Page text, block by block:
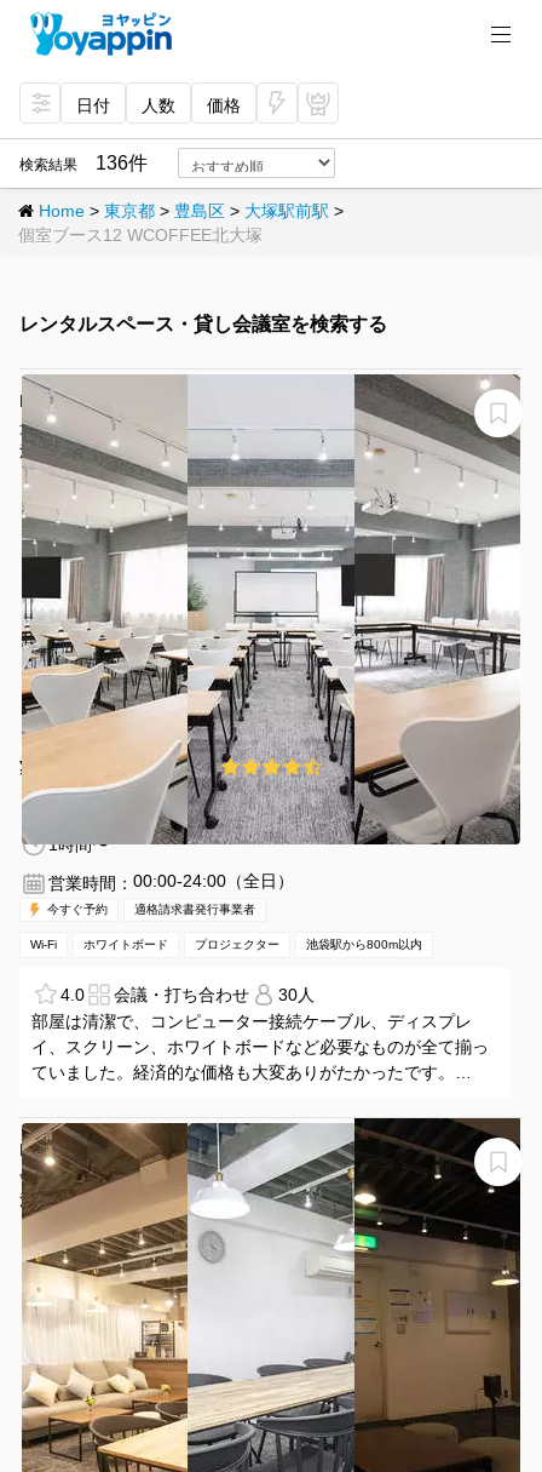
日付 人数 価格
今
すぐ
予約
レミ
アム
検索結果 136件
Home > 東京都 > 豊島区 > 大塚駅前駅 >
個室ブース12 WCOFFEE北大塚
レンタルスペース・貸し会議室を検索する
NEW OPEN！池袋東口から４分！40名収容、毎日清掃、
光回線10GB、会議、セミナー、研修、イベント、懇親
会、交流会、ボードゲーム、面接、撮影、整体等
池袋FRIENDS会議室サンライズ
¥100 〜 ¥4378 /時間 4.6 (223件)
池袋駅 徒歩6分 東京都豊島区東池袋1-27-7
1〜40名
1時間〜
営業時間： 00:00-24:00（全日）
今すぐ予約 適格請求書発行事業者
Wi-Fi ホワイトボード プロジェクター 池袋駅から800m以内
4.0 会議・打ち合わせ
30人
部屋は清潔で、コンピューター接続ケーブル、ディスプレ
イ、スクリーン、ホワイトボードなど必要なものが全て揃っ
ていました。経済的な価格も大変ありがたかったです。
です。全国から高齢の参加者が集まり、多くの人がスーツケ
ースを携えていたため、狭い階段を三階分運ぶ必要がありま
した。二つ目はトイレが一つしか利用できなかったことで
す。休憩時間には混雑が激しく、全員が利用できるよう休憩
時間を延長せざるを得ませんでした
NEW OPEN！池袋東口から４分！30名収容、毎日清掃、
会議、セミナー、推し活、懇親会、交流会、ボードゲー
ム、撮影、アルコール持込可、光回線10GB
池袋FRIENDSパーティー「サンライズ」